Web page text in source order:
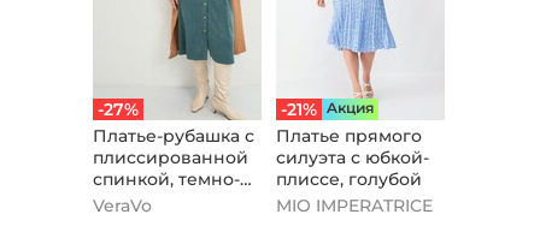
-27%
Платье-рубашка с
плиссированной
спинкой, темно-
бирюзовый
VeraVo
-21% Aкция
Платье прямого
силуэта с юбкой-
плиссе, голубой
MIO IMPERATRICE